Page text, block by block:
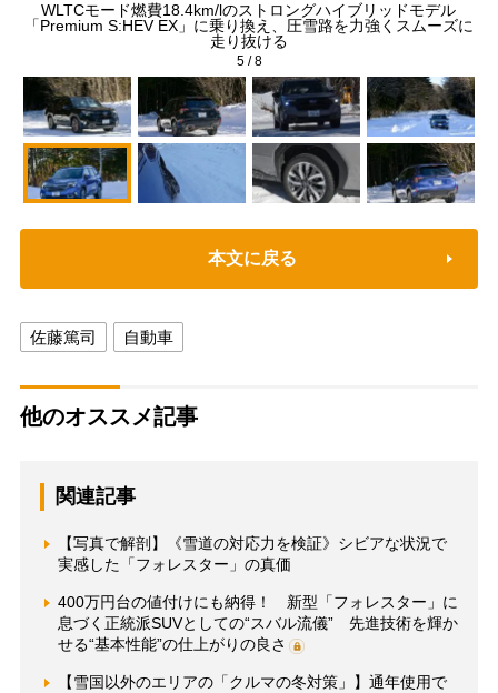
WLTCモード燃費18.4km/lのストロングハイブリッドモデル
「Premium S:HEV EX」に乗り換え、圧雪路を力強くスムーズに
走り抜ける
5/8
本文に戻る
佐藤篤司 自動車
他のオススメ記事
関連記事
【写真で解剖】《雪道の対応力を検証》シビアな状況で
実感した「フォレスター」の真価
400万円台の値付けにも納得！ 新型「フォレスター」に
息づく正統派SUVとしての“スバル流儀” 先進技術を輝か
せる“基本性能”の仕上がりの良さ
【雪国以外のエリアの「クルマの冬対策」】通年使用で